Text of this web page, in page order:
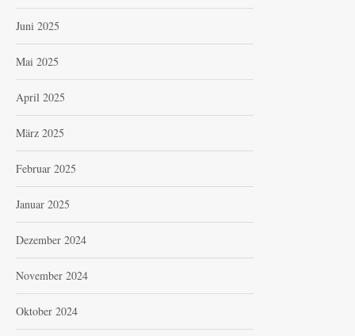
Juni 2025
Mai 2025
April 2025
März 2025
Februar 2025
Januar 2025
Dezember 2024
November 2024
Oktober 2024